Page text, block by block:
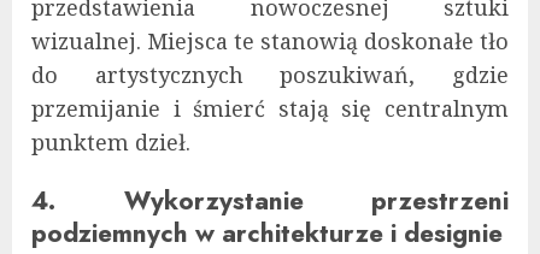
przedstawienia nowoczesnej sztuki
wizualnej. Miejsca te stanowią doskonałe tło
do artystycznych poszukiwań, gdzie
przemijanie i śmierć stają się centralnym
punktem dzieł.
4. Wykorzystanie przestrzeni
podziemnych w architekturze i designie